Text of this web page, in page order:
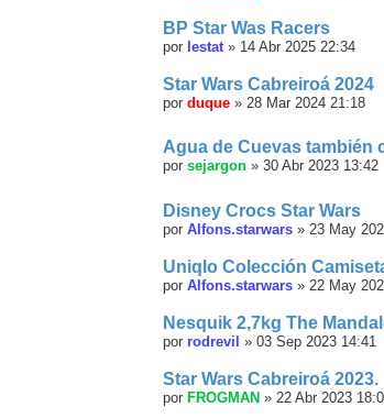
BP Star Was Racers
por lestat » 14 Abr 2025 22:34
Star Wars Cabreiroá 2024
por duque » 28 Mar 2024 21:18
Agua de Cuevas también
por sejargon » 30 Abr 2023 13:42
Disney Crocs Star Wars
por Alfons.starwars » 23 May
Uniqlo Colección
por Alfons.starwars » 22 May
Nesquik 2,7kg The
por rodrevil » 03 Sep 2023 14:41
Star Wars Cabreiroá 2023.
por FROGMAN » 22 Abr 2023